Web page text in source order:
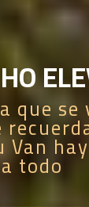
que se
todo